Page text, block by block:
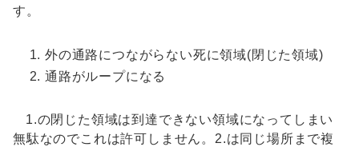
す。
外の通路につながらない死に領域(閉じた領域)
通路がループになる
1.の閉じた領域は到達できない領域になってしまい
無駄なのでこれは許可しません。2.は同じ場所まで複